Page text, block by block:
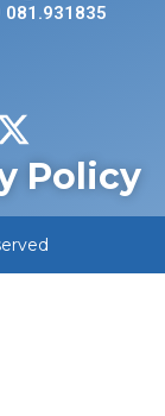
081.931835
Policy